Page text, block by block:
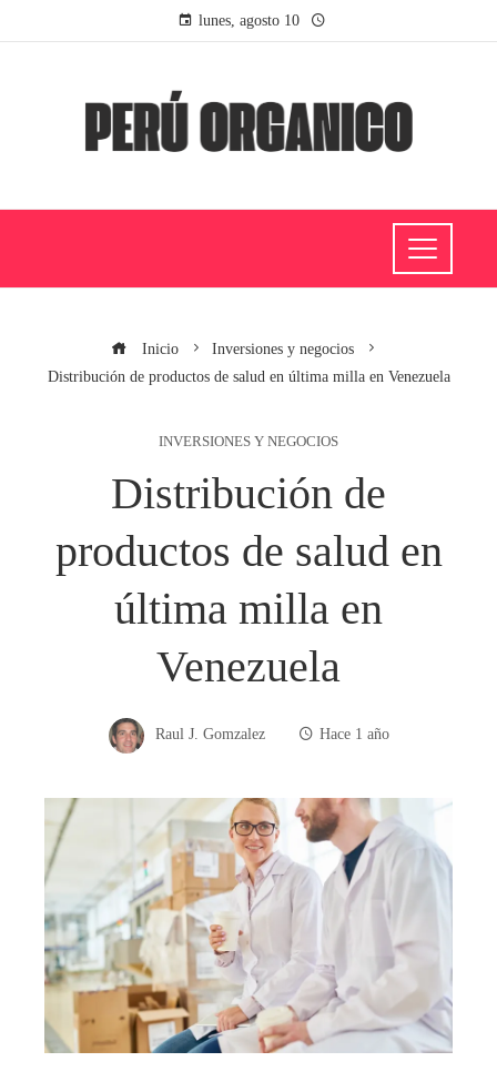
lunes, agosto 10
Inicio
Inversiones y negocios
Distribución de productos de salud en última milla en Venezuela
INVERSIONES Y NEGOCIOS
Distribución de
productos de salud en
última milla en
Venezuela
Raul J. Gomzalez Hace 1 año